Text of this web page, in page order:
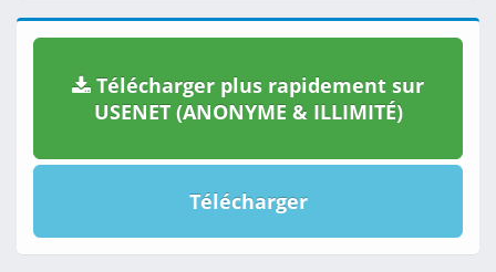
Télécharger plus rapidement sur
USENET (ANONYME & ILLIMITÉ)
Télécharger